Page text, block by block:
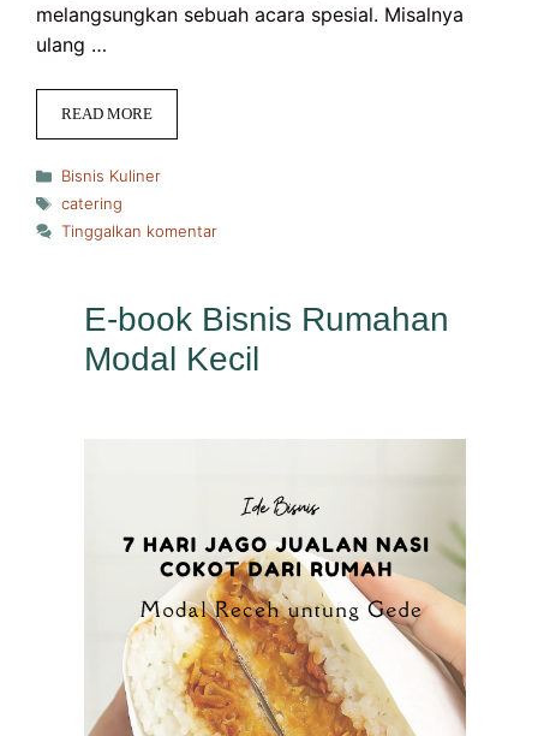
melangsungkan sebuah acara spesial. Misalnya
ulang …
READ MORE
Kategori
Bisnis Kuliner
Tag
catering
Tinggalkan komentar
E-book Bisnis Rumahan
Modal Kecil